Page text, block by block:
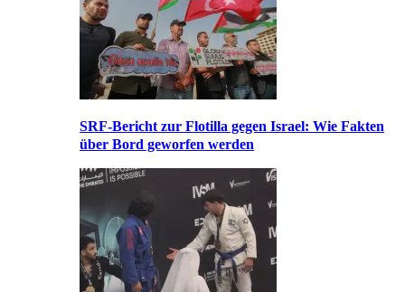
SRF-Bericht zur Flotilla gegen Israel: Wie Fakten
über Bord geworfen werden